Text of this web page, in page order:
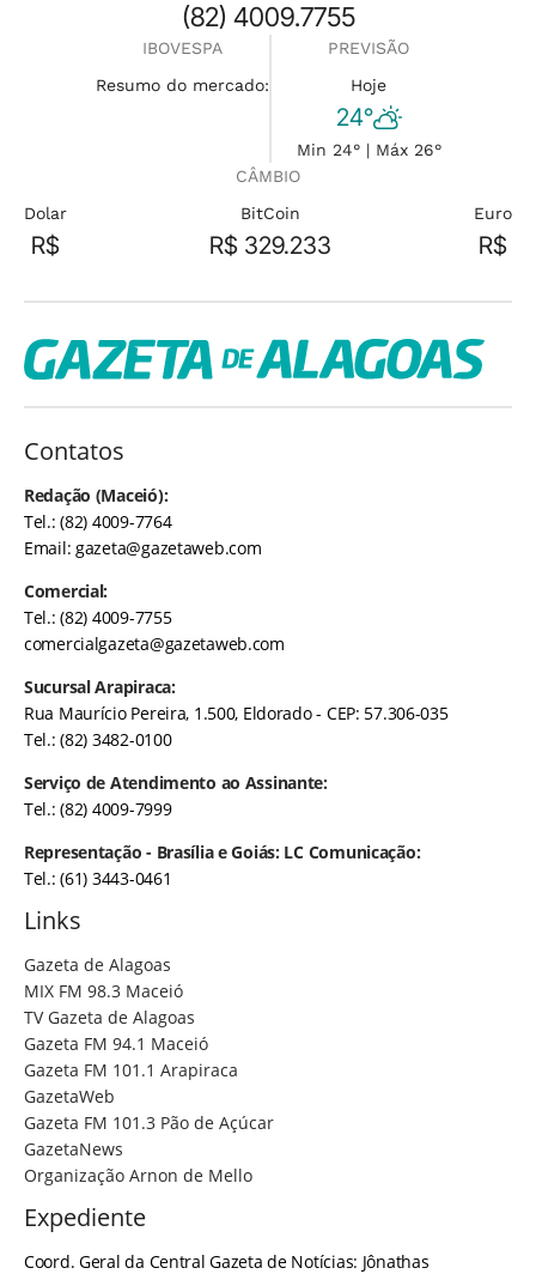
(82) 4009.7755
IBOVESPA
Resumo do mercado:
PREVISÃO
Hoje
24°
Min 24° | Máx 26°
CÂMBIO
Dolar
R$
BitCoin
R$ 329.233
Euro
R$
Contatos
Redação (Maceió):
Tel.: (82) 4009-7764
Email:gazeta@gazetaweb.com
Comercial:
Tel.: (82) 4009-7755
comercialgazeta@gazetaweb.com
Sucursal Arapiraca:
Rua Maurício Pereira, 1.500, Eldorado - CEP: 57.306-035
Tel.: (82) 3482-0100
Serviço de Atendimento ao Assinante:
Tel.: (82) 4009-7999
Representação - Brasília e Goiás: LC Comunicação:
Tel.: (61) 3443-0461
Links
Gazeta de Alagoas
MIX FM 98.3 Maceió
TV Gazeta de Alagoas
Gazeta FM 94.1 Maceió
Gazeta FM 101.1 Arapiraca
GazetaWeb
Gazeta FM 101.3 Pão de Açúcar
GazetaNews
Organização Arnon de Mello
Expediente
Coord. Geral da Central Gazeta de Notícias: Jônathas